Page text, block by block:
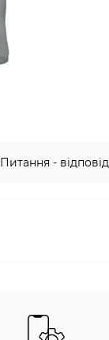
Питання -